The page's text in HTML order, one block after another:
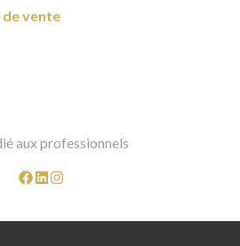
vente
aux professionnels